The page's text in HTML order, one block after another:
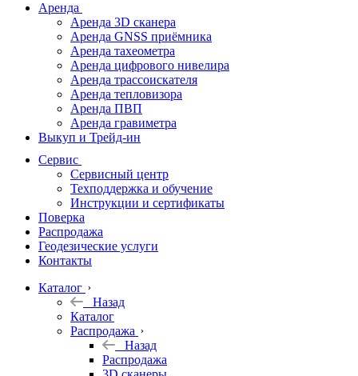
Нивелиры
Теодолиты
Трассоискатели
Неразрушающий
контроль
Аксессуары
Софт
Георадары
Акции
Гидрография
Подбор
оборудования
по задачам
Архив
Геодезическое
оборудование
Аренда
Аренда 3D сканера
Аренда GNSS приёмника
Аренда тахеометра
Аренда цифрового нивелира
Аренда трассоискателя
Аренда тепловизора
Аренда ПВП
Аренда гравиметра
Выкуп и Трейд-ин
Сервис
Сервисный центр
Техподдержка и обучение
Инструкции и сертификаты
Поверка
Распродажа
Геодезические услуги
Контакты
Каталог
Назад
Каталог
Распродажа
Назад
Распродажа